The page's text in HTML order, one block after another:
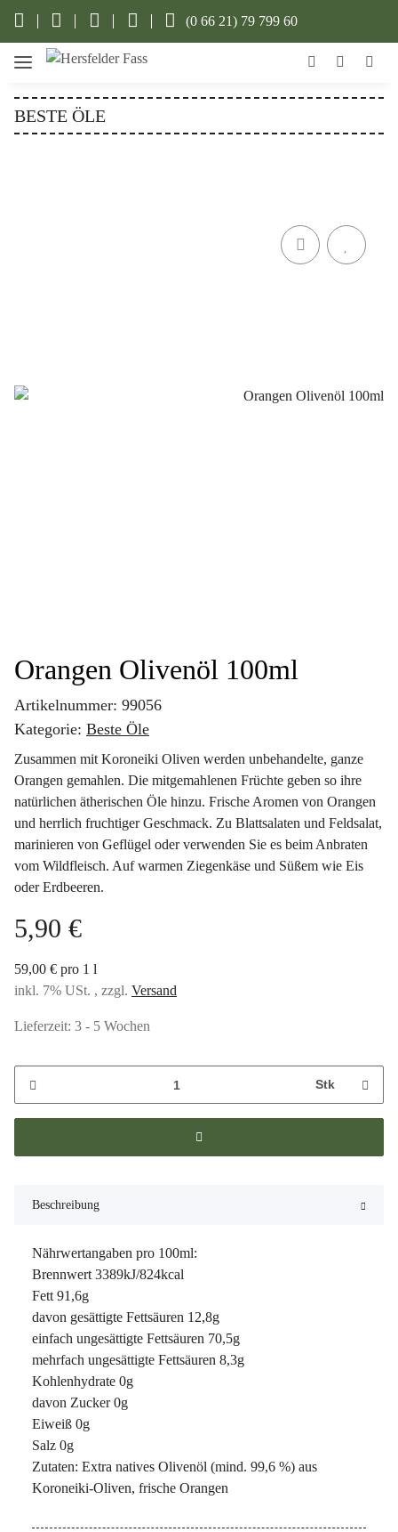
(0 66 21) 79 799 60
BESTE ÖLE
Orangen Olivenöl 100ml
Artikelnummer: 99056
Kategorie: Beste Öle
Zusammen mit Koroneiki Oliven werden unbehandelte, ganze
Orangen gemahlen. Die mitgemahlenen Früchte geben so ihre
natürlichen ätherischen Öle hinzu. Frische Aromen von Orangen
und herrlich fruchtiger Geschmack. Zu Blattsalaten und Feldsalat,
marinieren von Geflügel oder verwenden Sie es beim Anbraten
vom Wildfleisch. Auf warmen Ziegenkäse und Süßem wie Eis
oder Erdbeeren.
5,90 €
59,00 € pro 1 l
inkl. 7% USt. , zzgl. Versand
Lieferzeit: 3 - 5 Wochen
Stk
Beschreibung
Nährwertangaben pro 100ml:
Brennwert 3389kJ/824kcal
Fett 91,6g
davon gesättigte Fettsäuren 12,8g
einfach ungesättigte Fettsäuren 70,5g
mehrfach ungesättigte Fettsäuren 8,3g
Kohlenhydrate 0g
davon Zucker 0g
Eiweiß 0g
Salz 0g
Zutaten: Extra natives Olivenöl (mind. 99,6 %) aus
Koroneiki-Oliven, frische Orangen